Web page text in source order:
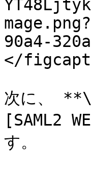
90a4-
</
次に、
[SAML2
す。